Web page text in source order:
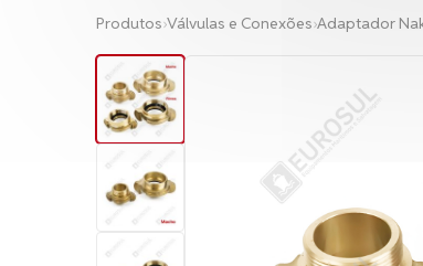
Aparelhos de Respiração
Cabos de Amarração e
Combate a Incêndio
Comunicação
Produtos›Válvulas e Conexões›Adaptador